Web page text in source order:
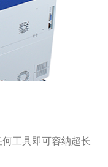
工具即可容纳超长